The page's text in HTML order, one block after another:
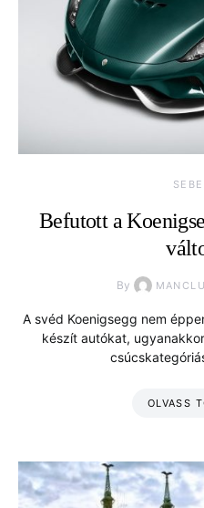
Befutott a
By
A svéd Koenigsegg nem
készít autókat,
OLVASS